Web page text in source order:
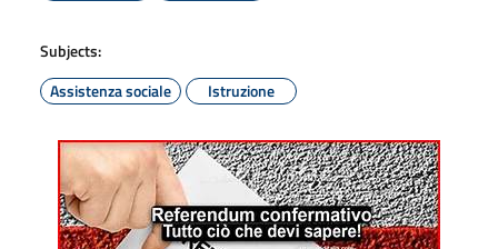
Subjects:
Assistenza sociale
Istruzione